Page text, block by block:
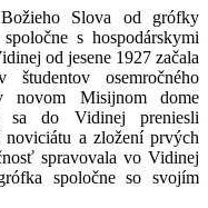
Slova od grófky
s hospodárskymi
od jesene 1927 začala
osemročného
novom Misijnom dome
sa do Vidinej preniesli
a zložení prvých
spravovala vo Vidinej
spoločne so svojím